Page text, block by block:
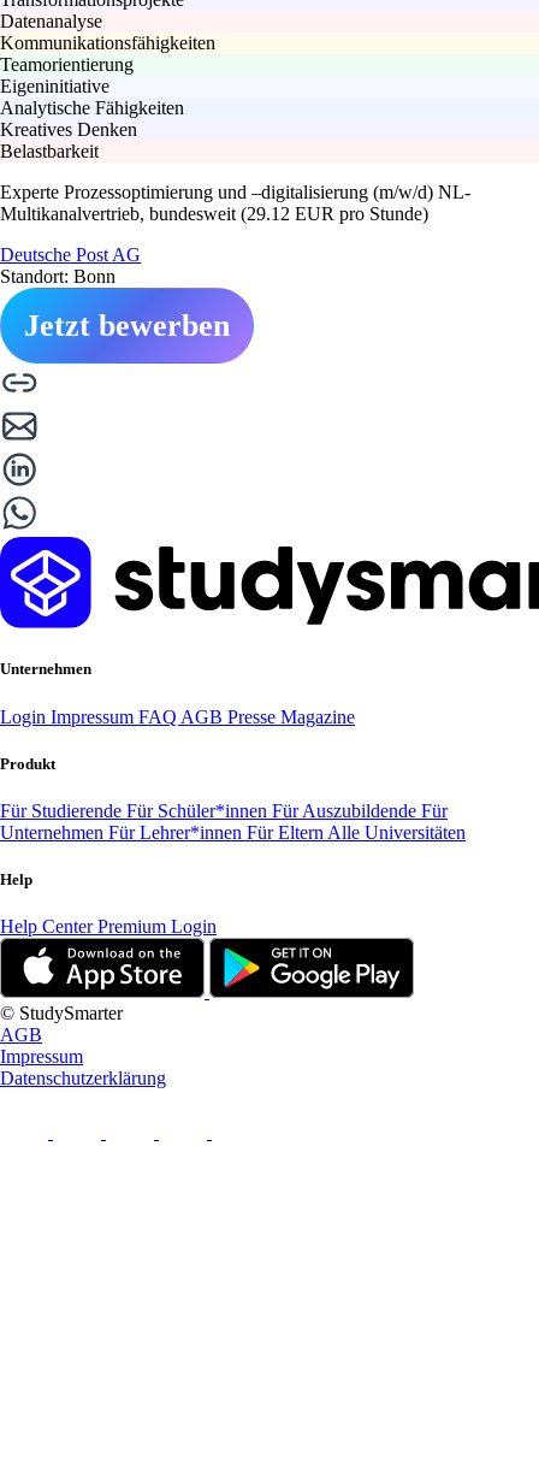
Datenanalyse
Kommunikationsfähigkeiten
Teamorientierung
Eigeninitiative
Analytische Fähigkeiten
Kreatives Denken
Belastbarkeit
Experte Prozessoptimierung und –digitalisierung (m/w/d) NL-
Multikanalvertrieb, bundesweit (29.12 EUR pro Stunde)
Deutsche Post AG
Standort: Bonn
Jetzt bewerben
Unternehmen
Login Impressum FAQ AGB Presse Magazine
Produkt
Für Studierende Für Schüler*innen Für Auszubildende Für
Unternehmen Für Lehrer*innen Für Eltern Alle Universitäten
Help
Help CenterPremium Login
© StudySmarter
AGB
Impressum
Datenschutzerklärung